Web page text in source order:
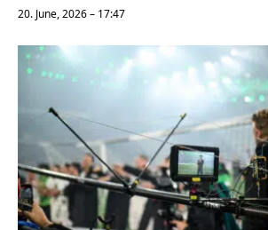
20. June, 2026 – 17:47